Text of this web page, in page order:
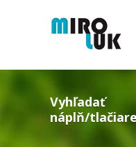
Vyhľadať
náplň/